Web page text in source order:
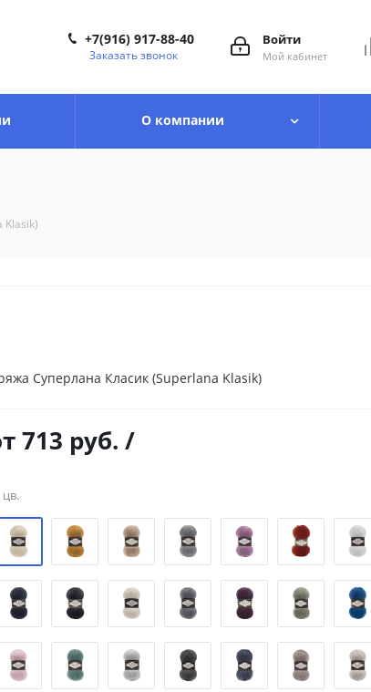
Войти
Мой кабинет
+7(916) 917-88-40
Заказать звонок
О компании
Klasik)
Суперлана Класик (Superlana Klasik)
713 руб. /